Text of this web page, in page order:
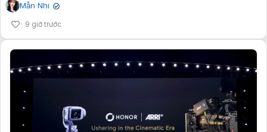
Mẫn Nhi ✔
9 giờ trước